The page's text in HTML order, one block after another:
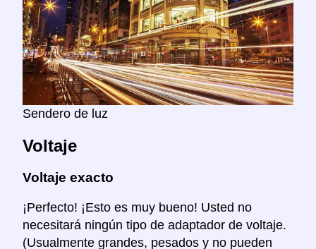
Sendero de luz
Voltaje
Voltaje exacto
¡Perfecto! ¡Esto es muy bueno! Usted no
necesitará ningún tipo de adaptador de voltaje.
(Usualmente grandes, pesados y no pueden